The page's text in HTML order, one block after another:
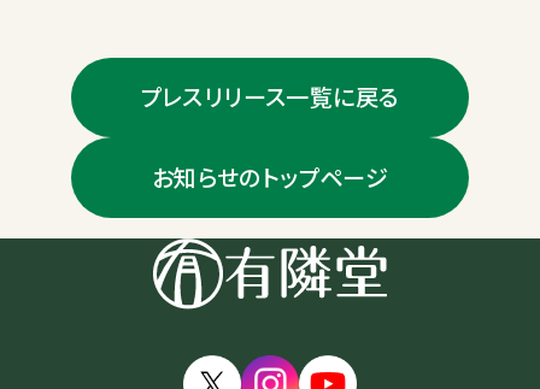
プレスリリース一覧に戻る
お知らせのトップページ